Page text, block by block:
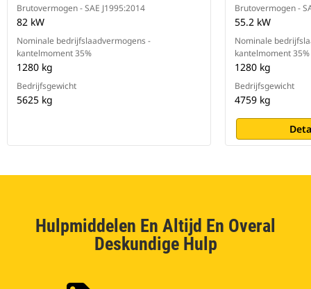
Brutovermogen - SAE J1995:2014
82 kW
Nominale bedrijfslaadvermogens -
kantelmoment 35%
1280 kg
Bedrijfsgewicht
5625 kg
Brutovermogen -
55.2 kW
Nominale
kantelmoment 35%
1280 kg
Bedrijfsgewicht
4759 kg
Hulpmiddelen En Altijd En Overal
Deskundige Hulp